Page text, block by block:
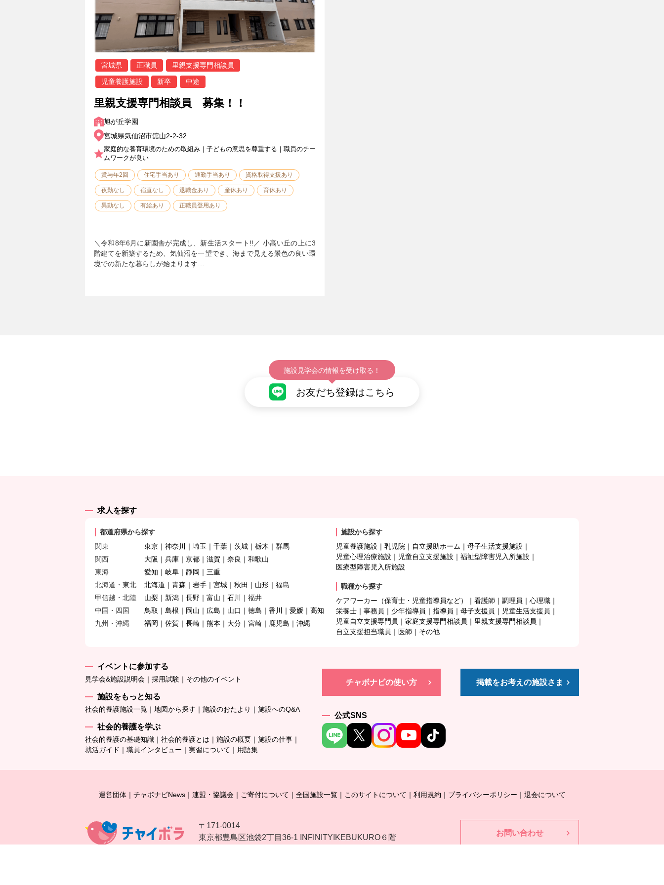
宮城県 正職員 里親支援専門相談員
児童養護施設 新卒 中途
里親支援専門相談員 募集！！
旭が丘学園
宮城県気仙沼市舘山2-2-32
家庭的な養育環境のための取組み｜子どもの意思を尊重する｜職員のチー
ムワークが良い
賞与年2回 住宅手当あり 通勤手当あり 資格取得支援あり
夜勤なし 宿直なし 退職金あり 産休あり 育休あり
異動なし 有給あり 正職員登用あり
＼令和8年6月に新園舎が完成し、新生活スタート!!／ 小高い丘の上に3
階建てを新築するため、気仙沼を一望でき、海まで見える景色の良い環
境での新たな暮らしが始まります…
施設見学会の情報を受け取る！
お友だち登録はこちら
求人を探す
都道府県から探す
関東
東京 神奈川 埼玉 千葉 茨城 栃木
群馬
関西
大阪 兵庫 京都 滋賀 奈良
和歌山
東海
愛知 岐阜 静岡
三重
北海道・東北
北海道 青森 岩手 宮城 秋田 山形
福島
甲信越・北陸
山梨 新潟 長野 富山 石川
福井
中国・四国
鳥取 島根 岡山 広島 山口 徳島 香川 愛媛
高知
九州・沖縄
福岡 佐賀 長崎 熊本 大分 宮崎 鹿児島 沖縄
施設から探す
児童養護施設
乳児院 自立援助ホーム
母子生活支援施設
児童心理治療施設
児童自立支援施設
福祉型障害児入所施設
医療型障害児入所施設
職種から探す
ケアワーカー（保育士・児童指導員など）
看護師 調理員
心理職
栄養士
事務員 少年指導員 指導員 母子支援員
児童生活支援員
児童自立支援専門員
家庭支援専門相談員
里親支援専門相談員
自立支援担当職員
医師 その他
イベントに参加する
見学会&施設説明会 採用試験 その他のイベント
施設をもっと知る
社会的養護施設一覧 地図から探す 施設のおたより 施設へのQ&A
社会的養護を学ぶ
社会的養護の基礎知識 社会的養護とは 施設の概要
施設の仕事
就活ガイド
職員インタビュー 実習について 用語集
チャボナビの使い方 掲載をお考えの施設さま
公式SNS
運営団体 チャボナビNews 連盟・協議会 ご寄付について 全国施設一覧 このサイトについて 利用規約 プライバシーポリシー 退会について
お問い合わせ
〒171-0014
東京都豊島区池袋2丁目36-1 INFINITYIKEBUKURO６階